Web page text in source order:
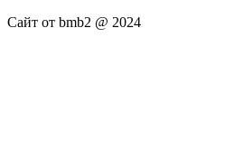
Сайт от bmb2 @ 2024